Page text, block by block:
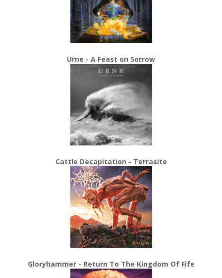
Urne - A Feast on Sorrow
Cattle Decapitation - Terrasite
Gloryhammer - Return To The Kingdom Of Fife